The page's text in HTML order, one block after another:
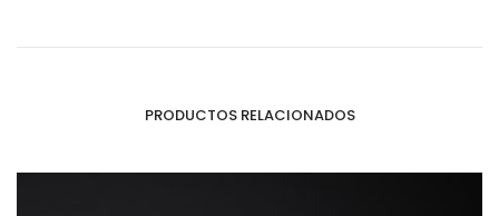
PRODUCTOS RELACIONADOS